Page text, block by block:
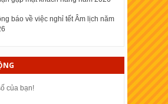
báo về việc nghỉ tết Âm lịch năm
của bạn!